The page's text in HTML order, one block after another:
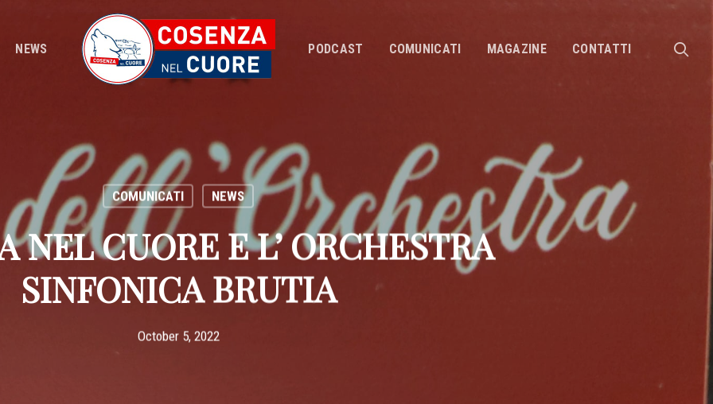
NEWS PODCAST COMUNICATI MAGAZINE CONTATTI
COMUNICATI NEWS
NEL CUORE E L’ ORCHESTRA
SINFONICA BRUTIA
October 5, 2022